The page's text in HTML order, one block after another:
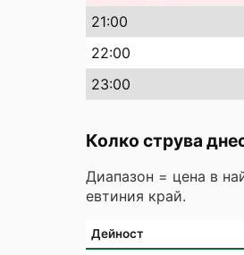
21:00
22:00
23:00
Колко струва
Диапазон = цена в
евтиния край.
Дейност